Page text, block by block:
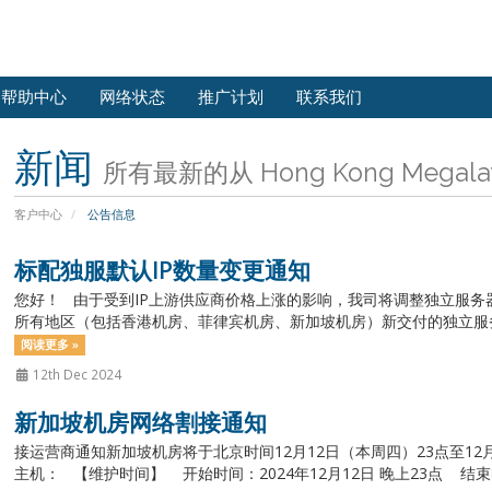
帮助中心 网络状态 推广计划 联系我们
新闻 所有最新的从 Hong Kong
客户中心 公告信息
标配独服默认IP数量变更通知
您好！ 由于受到IP上游供应商价格上涨的影响，我司将调整独立服
所有地区（包括香港机房、菲律宾机房、新加坡机房）新交付的独立
阅读更多 »
12th Dec 2024
新加坡机房网络割接通知
接运营商通知新加坡机房将于北京时间12月12日（本周四）23点至
主机： 【维护时间】 开始时间：2024年12月12日 晚上23点 结束